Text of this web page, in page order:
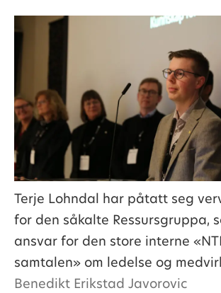
Terje Lohndal har påtatt seg
for den såkalte Ressursgruppa,
ansvar for den store interne
samtalen» om ledelse og
Benedikt Erikstad Javorovic